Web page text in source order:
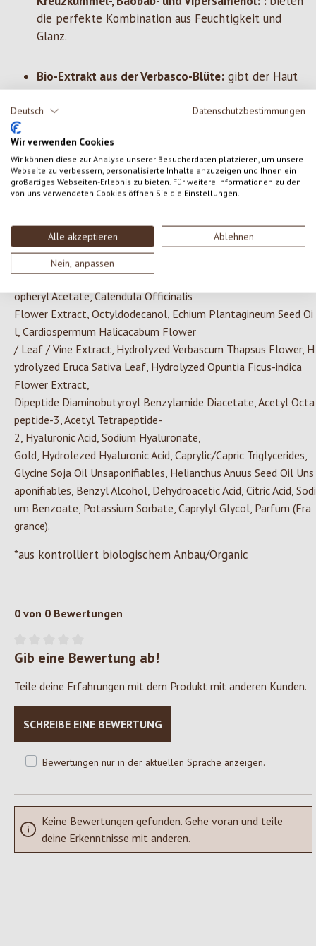
Deutsch Datenschutzbestimmungen
Wir verwenden Cookies
Wir können diese zur Analyse unserer Besucherdaten platzieren, um unsere
Webseite zu verbessern, personalisierte Inhalte anzuzeigen und Ihnen ein
großartiges Webseiten-Erlebnis zu bieten. Für weitere Informationen zu den
von uns verwendeten Cookies öffnen Sie die Einstellungen.
Alle akzeptieren Ablehnen
Nein, anpassen
die perfekte Kombination aus Feuchtigkeit und
Glanz.
Bio-Extrakt aus der Verbasco-Blüte: gibt der Haut
neues Licht und sorgt für ein gesünderes und
vitaleres Aussehen.
ZUTATEN
CentaureaCyanusFlower Water*,OryzaSativaBranOil,
CocoCaprilate,DicaprylylCarbonate,Aqua,Glycerin,Helianthus
Seed Oil,Prunus
SativaSeedOil*,AdansoniaDigitata
opherylAcetate, Calendula Officinalis
Flower Extract, Octyldodecanol, Echium Plantagineum Seed Oi
l, Cardiospermum Halicacabum Flower
/ Leaf / Vine Extract, Hydrolyzed Verbascum Thapsus Flower, H
ydrolyzed Eruca Sativa Leaf, Hydrolyzed Opuntia Ficus-indica
Flower Extract,
Dipeptide Diaminobutyroyl Benzylamide Diacetate,Acetyl Octa
peptide-3,Acetyl Tetrapeptide-
2, HyaluronicAcid, Sodium Hyaluronate,
Gold, Hydrolezed HyaluronicAcid, Caprylic/Capric Triglycerides,
Glycine Soja Oil Unsaponifiables, Helianthus Anuus Seed Oil Uns
aponifiables, BenzylAlcohol, DehydroaceticAcid, CitricAcid, Sodi
um Benzoate, Potassium Sorbate, Caprylyl Glycol, Parfum (Fra
grance).
*aus kontrolliert biologischem Anbau/Organic
0 von 0 Bewertungen
Durchschnittliche Bewertung von 0 von 5 Sternen
Gib eine Bewertung ab!
Teile deine Erfahrungen mit dem Produkt mit anderen Kunden.
SCHREIBE EINE BEWERTUNG
Bewertungen nur in der aktuellen Sprache anzeigen.
Keine Bewertungen gefunden. Gehe voran und teile
deine Erkenntnisse mit anderen.